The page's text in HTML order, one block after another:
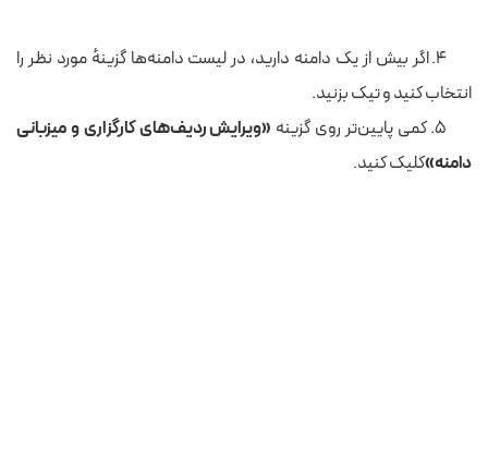
۴. اگر بیش از یک دامنه دارید، در لیست دامنه‌ها گزینهٔ مورد نظر را
انتخاب کنید و تیک بزنید.
«ویرایش ردیف‌های کارگزاری و میزبانی
دامنه»کلیک کنید.